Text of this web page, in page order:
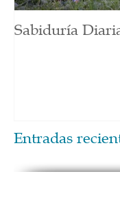
Sabiduría
Entradas